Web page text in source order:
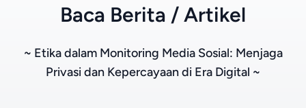
Baca Berita / Artikel
~ Etika dalam Monitoring Media Sosial: Menjaga
Privasi dan Kepercayaan di Era Digital ~